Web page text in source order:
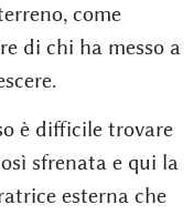
come
di chi ha messo a
è difficile trovare
sfrenata e qui la
esterna che